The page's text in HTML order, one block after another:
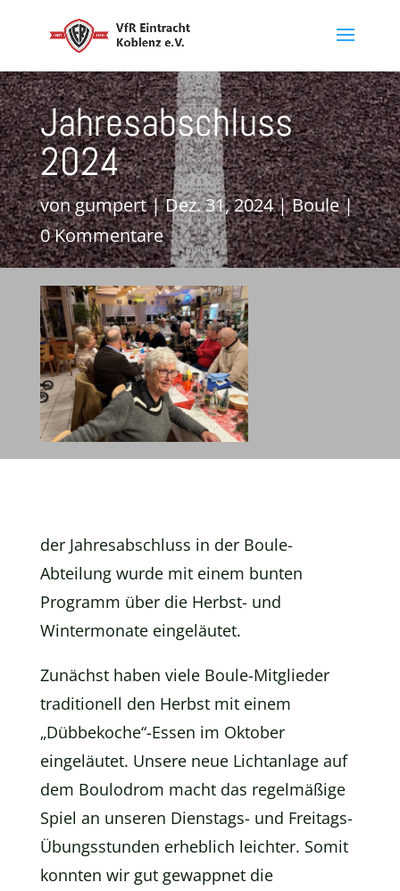
Jahresabschluss
2024
vongumpert|Dez. 31, 2024|Boule|
0 Kommentare
der Jahresabschluss in der Boule-
Abteilung wurde mit einem bunten
Programm über die Herbst- und
Wintermonate eingeläutet.
Zunächst haben viele Boule-Mitglieder
traditionell den Herbst mit einem
„Dübbekoche“-Essen im Oktober
eingeläutet. Unsere neue Lichtanlage auf
dem Boulodrom macht das regelmäßige
Spiel an unseren Dienstags- und Freitags-
Übungsstunden erheblich leichter. Somit
konnten wir gut gewappnet die